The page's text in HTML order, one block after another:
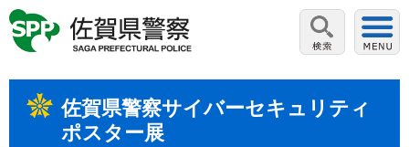
佐賀県警察サイバーセキュリティ
ポスター展